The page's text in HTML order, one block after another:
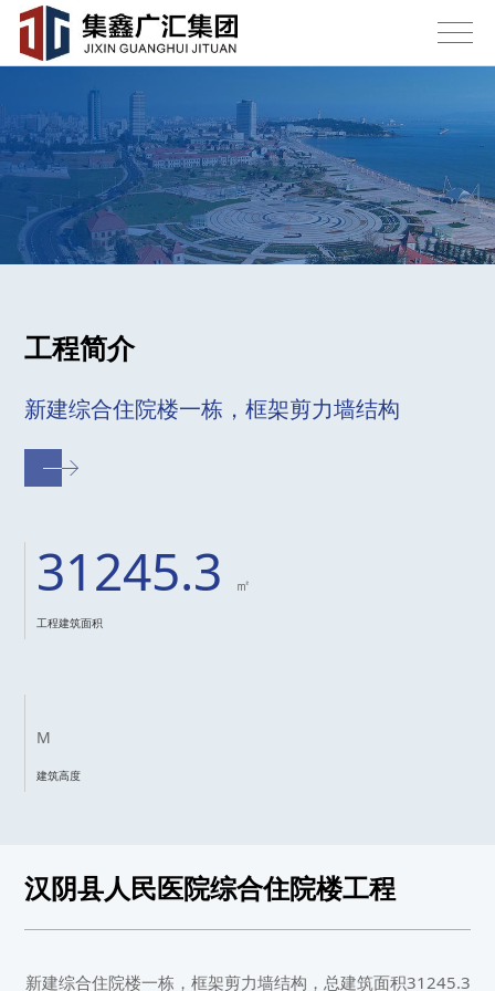
工程简介
新建综合住院楼一栋，框架剪力墙结构
31245.3 ㎡
工程建筑面积
M
建筑高度
汉阴县人民医院综合住院楼工程
新建综合住院楼一栋，框架剪力墙结构，总建筑面积31245.3